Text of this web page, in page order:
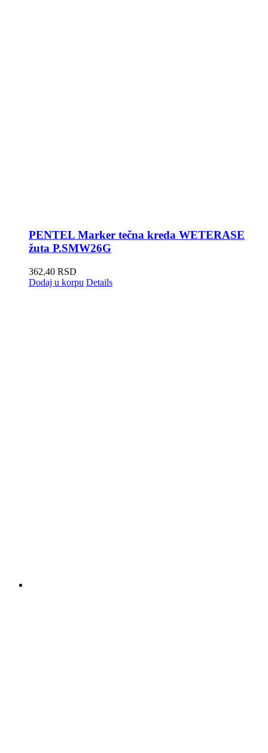
PENTEL Marker tečna kreda WETERASE
žuta P.SMW26G
362,40 RSD
Dodaj u korpu Details